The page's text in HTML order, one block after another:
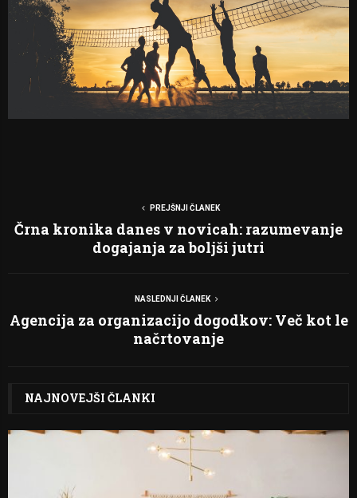
PREJŠNJI ČLANEK
Črna kronika danes v novicah: razumevanje
dogajanja za boljši jutri
NASLEDNJI ČLANEK
Agencija za organizacijo dogodkov: Več kot le
načrtovanje
NAJNOVEJŠI ČLANKI